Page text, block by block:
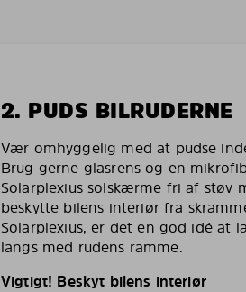
2. PUDS BILRUDERNE
Vær omhyggelig med at pudse
Brug gerne glasrens og en
Solarplexius solskærme fri af støv
beskytte bilens interiør fra
Solarplexius, er det en god idé at
langs med rudens ramme.
Vigtigt! Beskyt bilens interiør